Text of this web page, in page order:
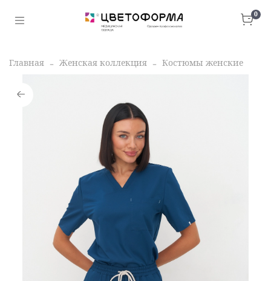
0
Главная Женская коллекция Костюмы женские